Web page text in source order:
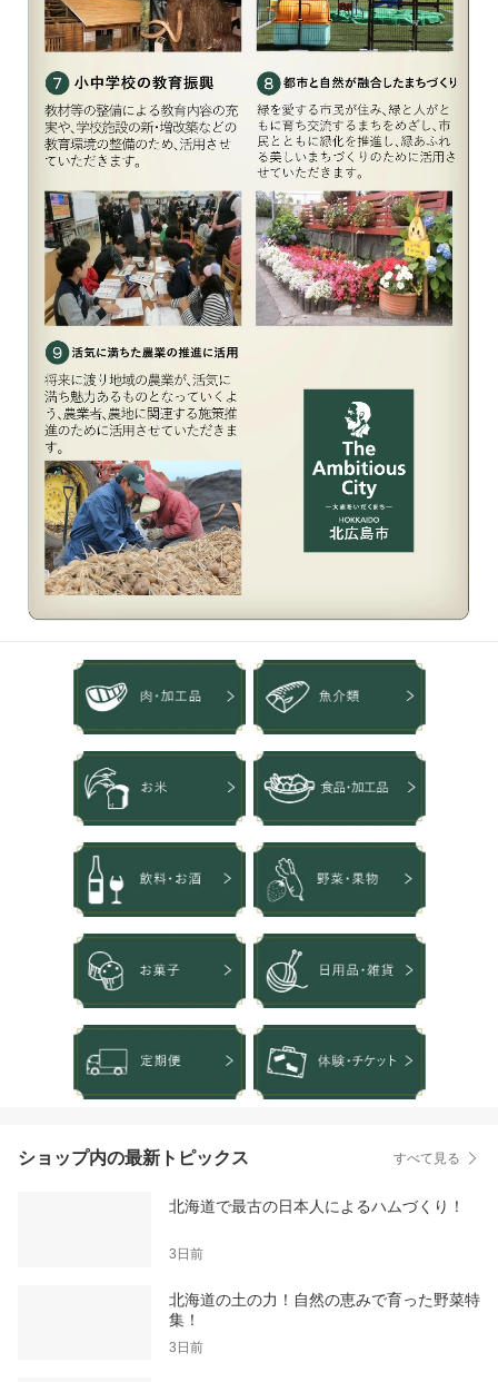
ショップ内の最新トピックス すべて見る
北海道で最古の日本人によるハムづくり！
3日前
北海道の土の力！自然の恵みで育った野菜特
集！
3日前